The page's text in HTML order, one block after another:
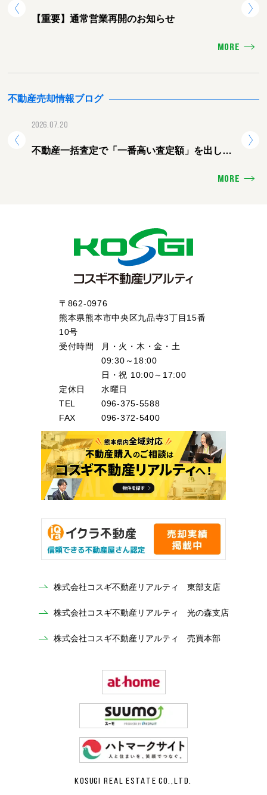
【重要】通常営業再開のお知らせ
MORE
不動産売却情報ブログ
2026.07.20
不動産一括査定で「一番高い査定額」を出した
MORE
〒862-0976
熊本県熊本市中央区九品寺3丁目15番
10号
受付時間
月・火・木・金・土
09:30～18:00
日・祝 10:00～17:00
定休日
水曜日
TEL
096-375-5588
FAX
096-372-5400
株式会社コスギ不動産リアルティ 東部支店
株式会社コスギ不動産リアルティ 光の森支店
株式会社コスギ不動産リアルティ 売買本部
KOSUGI REAL ESTATE CO.,LTD.